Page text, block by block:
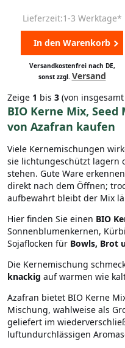
Lieferzeit:1-3 Werktage*
In den Warenkorb
Versandkostenfrei nach DE,
sonst zzgl. Versand
Zeige 1 bis 3 (von insgesamt
BIO Kerne Mix,
von Azafran kaufen
Viele Kernemischungen
sie lichtungeschützt lagern
stehen. Gute Ware
direkt nach dem Öffnen;
aufbewahrt bleibt der Mix
Hier finden Sie einen BIO
Sonnenblumenkernen,
Sojaflocken für Bowls, Brot
Die Kernemischung
knackig auf warmen wie
Azafran bietet BIO Kerne
Mischung, wahlweise als
geliefert im
luftundurchlässigen